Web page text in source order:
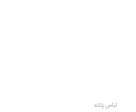
لباس زنانه